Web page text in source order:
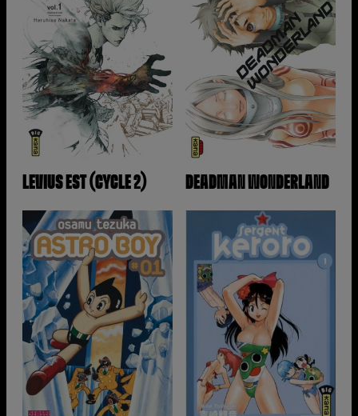
LEVIUS EST (CYCLE 2) DEADMAN WONDERLAND